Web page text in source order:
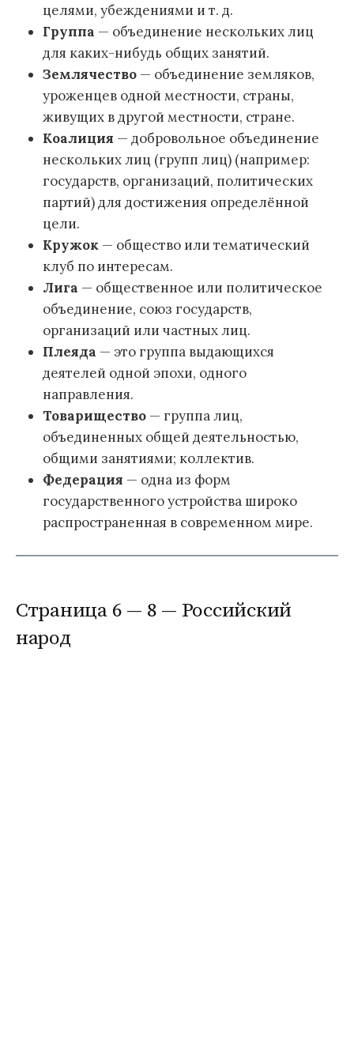
целями, убеждениями и т. д.
Группа — объединение нескольких лиц
для каких-нибудь общих занятий.
Землячество — объединение земляков,
уроженцев одной местности, страны,
живущих в другой местности, стране.
Коалиция — добровольное объединение
нескольких лиц (групп лиц) (например:
государств, организаций, политических
партий) для достижения определённой
цели.
Кружок — общество или тематический
клуб по интересам.
Лига — общественное или политическое
объединение, союз государств,
организаций или частных лиц.
Плеяда — это группа выдающихся
деятелей одной эпохи, одного
направления.
Товарищество — группа лиц,
объединенных общей деятельностью,
общими занятиями; коллектив.
Федерация — одна из форм
государственного устройства широко
распространенная в современном мире.
Страница 6 — 8 — Российский
народ